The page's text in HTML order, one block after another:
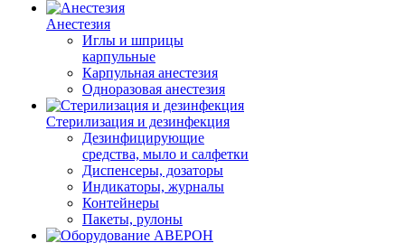
Анестезия
Иглы и шприцы
карпульные
Карпульная анестезия
Одноразовая анестезия
Стерилизация и дезинфекция
Дезинфицирующие
средства, мыло и салфетки
Диспенсеры, дозаторы
Индикаторы, журналы
Контейнеры
Пакеты, рулоны